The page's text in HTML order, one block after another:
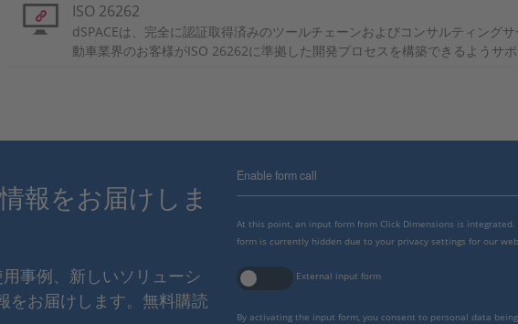
ISO 26262
dSPACEは、完全に認証取得済みのツールチェーンおよびコンサルティング
動車業界のお客様がISO 26262に準拠した開発プロセスを構築できるようサポ
報をお届けしま
事例、新しいソリューシ
をお届けします。無料購読
Enable form call
At this point, an input form from Click Dimensions is
form is currently hidden due to your privacy settings for our
External input form
By activating the input form, you consent to personal data